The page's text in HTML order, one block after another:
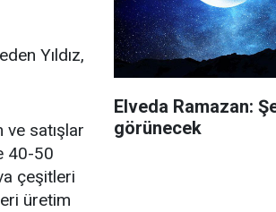
Yıldız,
satışlar
40-50
çeşitleri
üretim
Elveda Ramazan:
görünecek